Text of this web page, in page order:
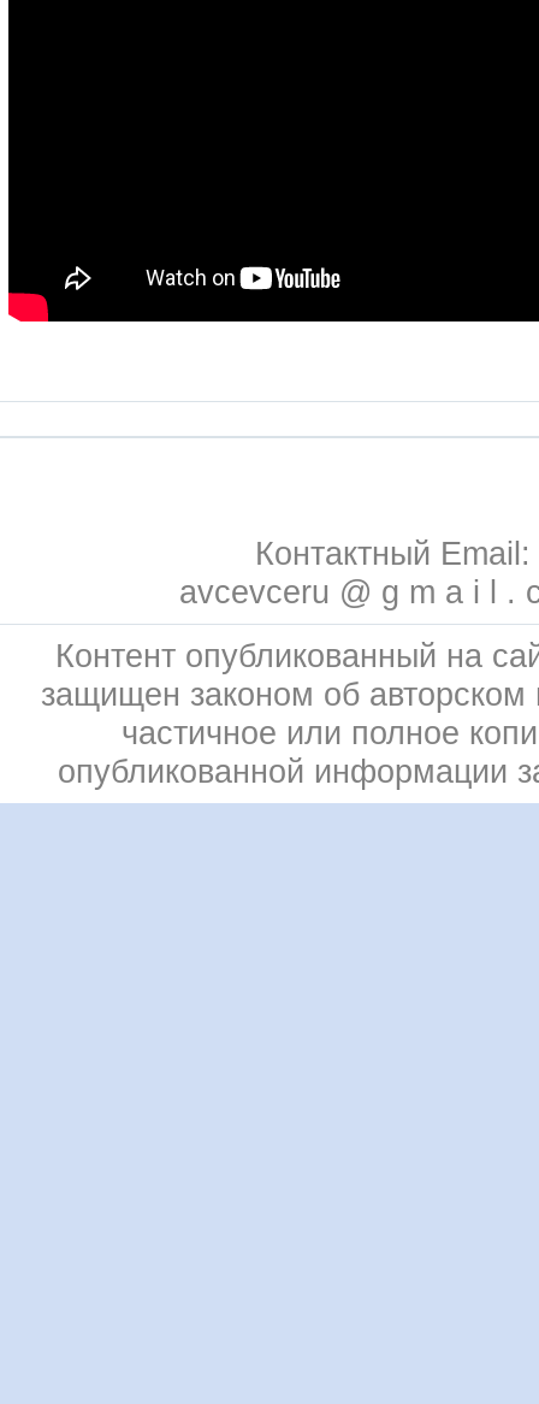
Контактный Email:
avcevceru @ g m a i l .
Контент опубликованный на
защищен законом об
частичное или полное
опубликованной информации